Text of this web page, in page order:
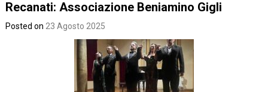
Recanati: Associazione Beniamino Gigli
Posted on 23 Agosto 2025